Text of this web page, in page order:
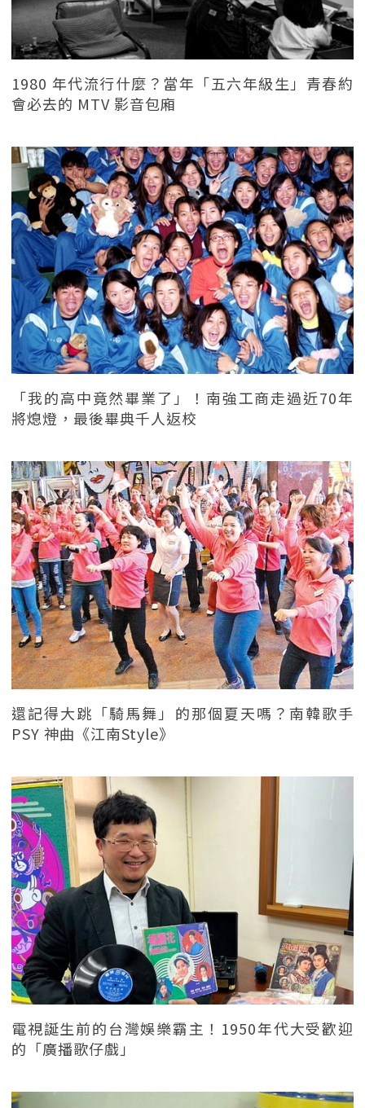
1980 年代流行什麼？當年「五六年級生」青春約
會必去的 MTV 影音包廂
「我的高中竟然畢業了」！南強工商走過近70年
將熄燈，最後畢典千人返校
還記得大跳「騎馬舞」的那個夏天嗎？南韓歌手
PSY 神曲《江南Style》
電視誕生前的台灣娛樂霸主！1950年代大受歡迎
的「廣播歌仔戲」